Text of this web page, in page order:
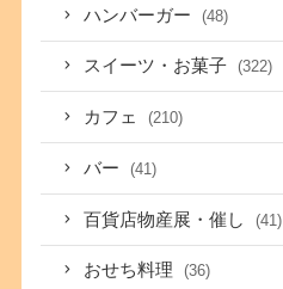
ハンバーガー (48)
スイーツ・お菓子 (322)
カフェ (210)
バー (41)
百貨店物産展・催し (41)
おせち料理 (36)